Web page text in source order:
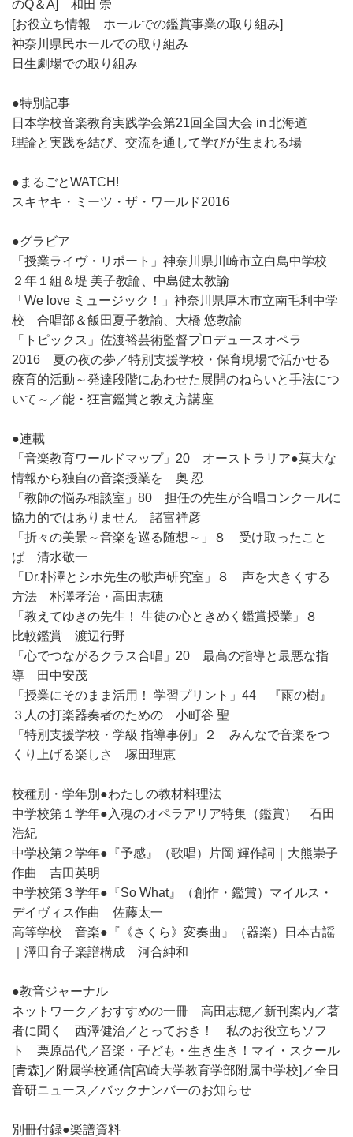
のQ＆A] 和田 崇
[お役立ち情報 ホールでの鑑賞事業の取り組み]
神奈川県民ホールでの取り組み
日生劇場での取り組み
●特別記事
日本学校音楽教育実践学会第21回全国大会 in 北海道
理論と実践を結び、交流を通して学びが生まれる場
●まるごとWATCH!
スキヤキ・ミーツ・ザ・ワールド2016
●グラビア
「授業ライヴ・リポート」神奈川県川崎市立白鳥中学校
２年１組＆堤 美子教論、中島健太教諭
「We love ミュージック！」神奈川県厚木市立南毛利中学
校 合唱部＆飯田夏子教諭、大橋 悠教諭
「トピックス」佐渡裕芸術監督プロデュースオペラ
2016 夏の夜の夢／特別支援学校・保育現場で活かせる
療育的活動～発達段階にあわせた展開のねらいと手法につ
いて～／能・狂言鑑賞と教え方講座
●連載
「音楽教育ワールドマップ」20 オーストラリア●莫大な
情報から独自の音楽授業を 奥 忍
「教師の悩み相談室」80 担任の先生が合唱コンクールに
協力的ではありません 諸富祥彦
「折々の美景～音楽を巡る随想～」８ 受け取ったこと
ば 清水敬一
「Dr.朴澤とシホ先生の歌声研究室」８ 声を大きくする
方法 朴澤孝治・高田志穂
「教えてゆきの先生！ 生徒の心ときめく鑑賞授業」８
比較鑑賞 渡辺行野
「心でつながるクラス合唱」20 最高の指導と最悪な指
導 田中安茂
「授業にそのまま活用！ 学習プリント」44 『雨の樹』
３人の打楽器奏者のための 小町谷 聖
「特別支援学校・学級 指導事例」２ みんなで音楽をつ
くり上げる楽しさ 塚田理恵
校種別・学年別●わたしの教材料理法
中学校第１学年●入魂のオペラアリア特集（鑑賞） 石田
浩紀
中学校第２学年●『予感』（歌唱）片岡 輝作詞｜大熊崇子
作曲 吉田英明
中学校第３学年●『So What』（創作・鑑賞）マイルス・
デイヴィス作曲 佐藤太一
高等学校 音楽●『《さくら》変奏曲』（器楽）日本古謡
｜澤田育子楽譜構成 河合紳和
●教音ジャーナル
ネットワーク／おすすめの一冊 高田志穂／新刊案内／著
者に聞く 西澤健治／とっておき！ 私のお役立ちソフ
ト 栗原晶代／音楽・子ども・生き生き！マイ・スクール
[青森]／附属学校通信[宮崎大学教育学部附属中学校]／全日
音研ニュース／バックナンバーのお知らせ
別冊付録●楽譜資料